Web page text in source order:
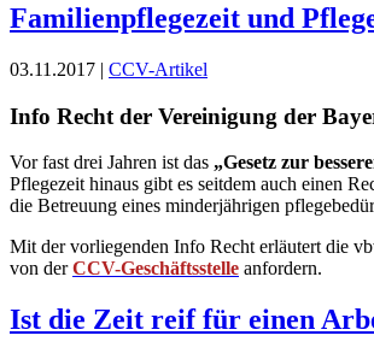
Familienpflegezeit und
03.11.2017 | CCV-Artikel
Info Recht der Vereinigung der
Vor fast drei Jahren ist das „Gesetz zur
Pflegezeit hinaus gibt es seitdem auch einen
die Betreuung eines minderjährigen
Mit der vorliegenden Info Recht erläutert die
von derCCV-Geschäftsstelle anfordern.
Ist die Zeit reif für einen